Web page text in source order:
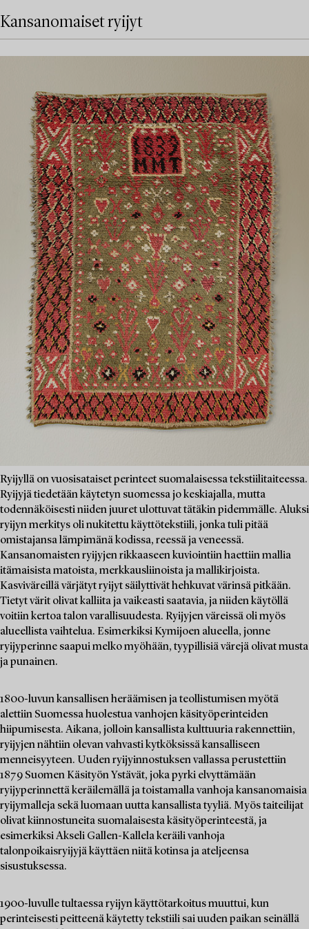
Kansanomaiset ryijyt
Ryijyllä on vuosisataiset perinteet suomalaisessa tekstiilitaiteessa.
Ryijyjä tiedetään käytetyn suomessa jo keskiajalla, mutta
todennäköisesti niiden juuret ulottuvat tätäkin pidemmälle. Aluksi
ryijyn merkitys oli nukitettu käyttötekstiili, jonka tuli pitää
omistajansa lämpimänä kodissa, reessä ja veneessä.
Kansanomaisten ryijyjen rikkaaseen kuviointiin haettiin mallia
itämaisista matoista, merkkausliinoista ja mallikirjoista.
Kasviväreillä värjätyt ryijyt säilyttivät hehkuvat värinsä pitkään.
Tietyt värit olivat kalliita ja vaikeasti saatavia, ja niiden käytöllä
voitiin kertoa talon varallisuudesta. Ryijyjen väreissä oli myös
alueellista vaihtelua. Esimerkiksi Kymijoen alueella, jonne
ryijyperinne saapui melko myöhään, tyypillisiä värejä olivat musta
ja punainen.
1800-luvun kansallisen heräämisen ja teollistumisen myötä
alettiin Suomessa huolestua vanhojen käsityöperinteiden
hiipumisesta. Aikana, jolloin kansallista kulttuuria rakennettiin,
ryijyjen nähtiin olevan vahvasti kytköksissä kansalliseen
menneisyyteen. Uuden ryijyinnostuksen vallassa perustettiin
1879 Suomen Käsityön Ystävät, joka pyrki elvyttämään
ryijyperinnettä keräilemällä ja toistamalla vanhoja kansanomaisia
ryijymalleja sekä luomaan uutta kansallista tyyliä. Myös taiteilijat
olivat kiinnostuneita suomalaisesta käsityöperinteestä, ja
esimerkiksi Akseli Gallen-Kallela keräili vanhoja
talonpoikaisryijyjä käyttäen niitä kotinsa ja ateljeensa
sisustuksessa.
1900-luvulle tultaessa ryijyn käyttötarkoitus muuttui, kun
perinteisesti peitteenä käytetty tekstiili sai uuden paikan seinällä